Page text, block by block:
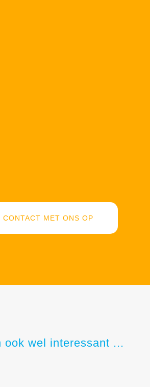
CONTACT MET ONS OP
ook wel interessant ...